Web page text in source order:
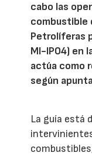
cabo las
combustible
Petrolíferas
MI-IP04) en
actúa como
según
La guía está